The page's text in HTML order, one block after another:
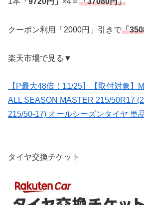
クーポン利用「2000円」引きで「
楽天市場で見る▼
【P最大48倍！11/25】【取付対象】
ALL SEASON MASTER 215/50R17
215/50-17) オールシーズンタイヤ 単
タイヤ交換チケット